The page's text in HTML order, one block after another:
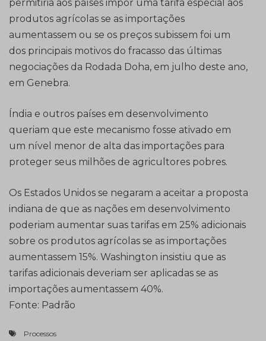
permitiria aos países impor uma tarifa especial aos
produtos agrícolas se as importações
aumentassem ou se os preços subissem foi um
dos principais motivos do fracasso das últimas
negociações da Rodada Doha, em julho deste ano,
em Genebra.
Índia e outros países em desenvolvimento
queriam que este mecanismo fosse ativado em
um nível menor de alta das importações para
proteger seus milhões de agricultores pobres.
Os Estados Unidos se negaram a aceitar a proposta
indiana de que as nações em desenvolvimento
poderiam aumentar suas tarifas em 25% adicionais
sobre os produtos agrícolas se as importações
aumentassem 15%. Washington insistiu que as
tarifas adicionais deveriam ser aplicadas se as
importações aumentassem 40%.
Fonte: Padrão
Processos